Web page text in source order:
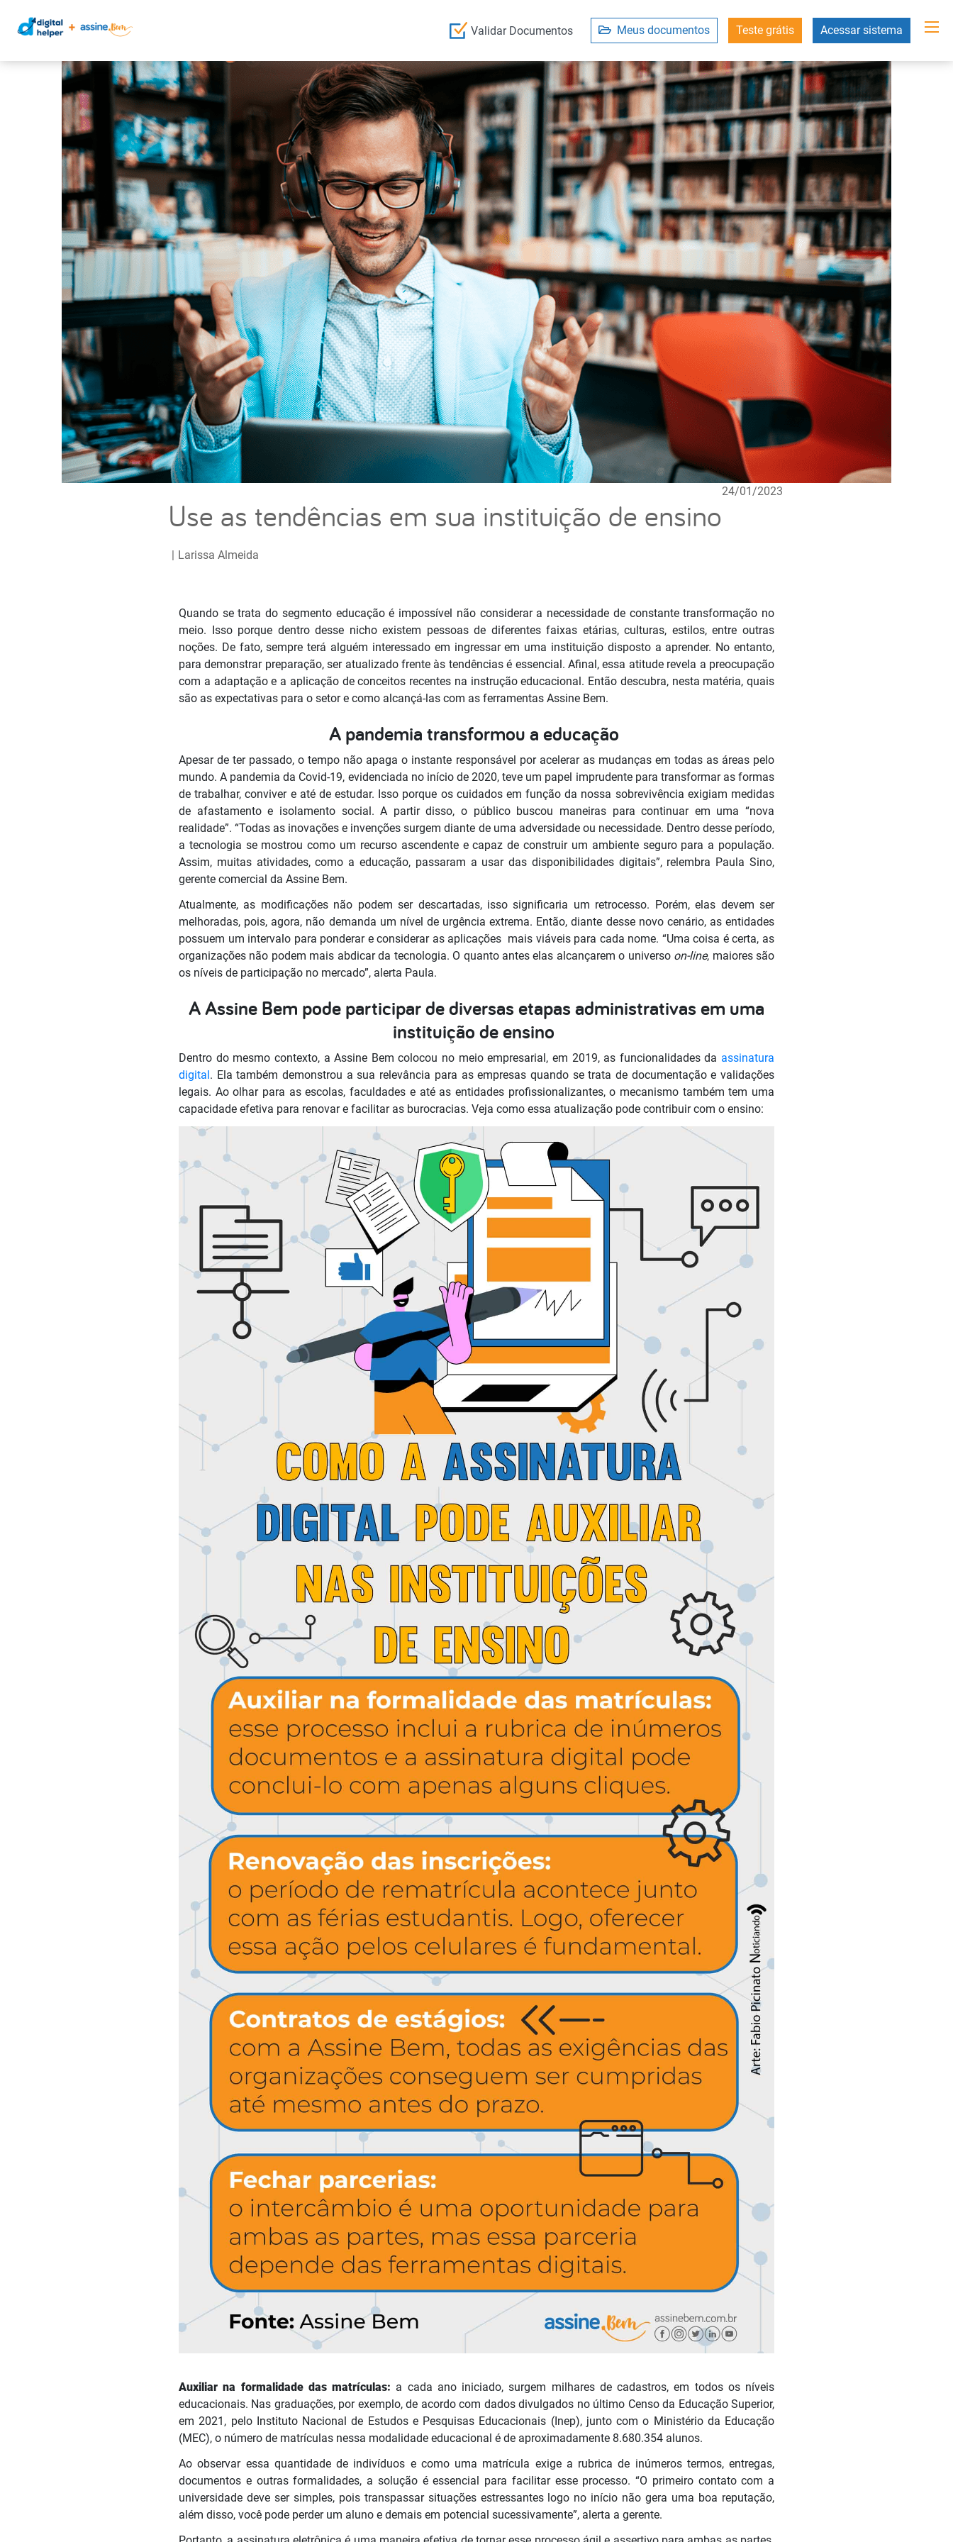
Acessar sistema
Teste grátis
Meus documentos
Validar Documentos
Use as tendências em sua instituição de ensino
24/01/2023
| Larissa Almeida
Quando se trata do segmento educação é impossível não considerar a necessidade de constante transformação no
meio. Isso porque dentro desse nicho existem pessoas de diferentes faixas etárias, culturas, estilos, entre outras
noções. De fato, sempre terá alguém interessado em ingressar em uma instituição disposto a aprender. No entanto,
para demonstrar preparação, ser atualizado frente às tendências é essencial. Afinal, essa atitude revela a preocupação
com a adaptação e a aplicação de conceitos recentes na instrução educacional. Então descubra, nesta matéria, quais
são as expectativas para o setor e como alcançá-las com as ferramentas Assine Bem.
A pandemia transformou a educação
Apesar de ter passado, o tempo não apaga o instante responsável por acelerar as mudanças em todas as áreas pelo
mundo. A pandemia da Covid-19, evidenciada no início de 2020, teve um papel imprudente para transformar as formas
de trabalhar, conviver e até de estudar. Isso porque os cuidados em função da nossa sobrevivência exigiam medidas
de afastamento e isolamento social. A partir disso, o público buscou maneiras para continuar em uma “nova
realidade”. “Todas as inovações e invenções surgem diante de uma adversidade ou necessidade. Dentro desse período,
a tecnologia se mostrou como um recurso ascendente e capaz de construir um ambiente seguro para a população.
Assim, muitas atividades, como a educação, passaram a usar das disponibilidades digitais”, relembra Paula Sino,
gerente comercial da Assine Bem.
Atualmente, as modificações não podem ser descartadas, isso significaria um retrocesso. Porém, elas devem ser
melhoradas, pois, agora, não demanda um nível de urgência extrema. Então, diante desse novo cenário, as entidades
possuem um intervalo para ponderar e considerar as aplicações mais viáveis para cada nome. “Uma coisa é certa, as
organizações não podem mais abdicar da tecnologia. O quanto antes elas alcançarem o universo on-line, maiores são
os níveis de participação no mercado”, alerta Paula.
A Assine Bem pode participar de diversas etapas administrativas em uma
instituição de ensino
Dentro do mesmo contexto, a Assine Bem colocou no meio empresarial, em 2019, as funcionalidades da assinatura
digital. Ela também demonstrou a sua relevância para as empresas quando se trata de documentação e validações
legais. Ao olhar para as escolas, faculdades e até as entidades profissionalizantes, o mecanismo também tem uma
capacidade efetiva para renovar e facilitar as burocracias. Veja como essa atualização pode contribuir com o ensino:
Auxiliar na formalidade das matrículas: a cada ano iniciado, surgem milhares de cadastros, em todos os níveis
educacionais. Nas graduações, por exemplo, de acordo com dados divulgados no último Censo da Educação Superior,
em 2021, pelo Instituto Nacional de Estudos e Pesquisas Educacionais (Inep), junto com o Ministério da Educação
(MEC), o número de matrículas nessa modalidade educacional é de aproximadamente 8.680.354 alunos.
Ao observar essa quantidade de indivíduos e como uma matrícula exige a rubrica de inúmeros termos, entregas,
documentos e outras formalidades, a solução é essencial para facilitar esse processo. “O primeiro contato com a
universidade deve ser simples, pois transpassar situações estressantes logo no início não gera uma boa reputação,
além disso, você pode perder um aluno e demais em potencial sucessivamente”, alerta a gerente.